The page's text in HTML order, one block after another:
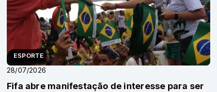
ESPORTE
28/07/2026
Fifa abre manifestação de interesse para ser